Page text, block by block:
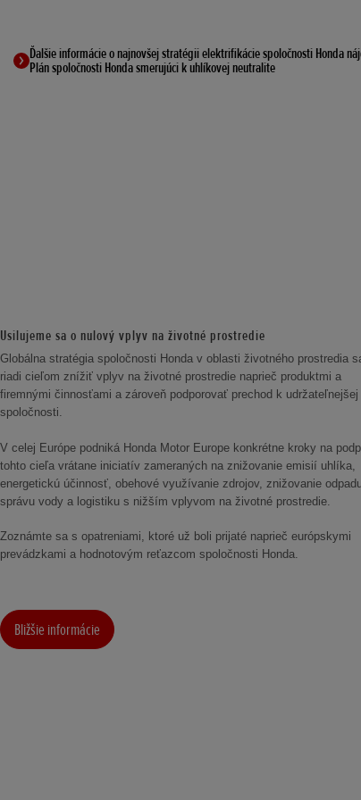
Ďalšie informácie o najnovšej stratégii elektrifikácie spoločnosti Honda
Plán spoločnosti Honda smerujúci k uhlíkovej neutralite
Usilujeme sa o nulový vplyv na životné prostredie
Globálna stratégia spoločnosti Honda v oblasti životného prostredia
riadi cieľom znížiť vplyv na životné prostredie naprieč produktmi a
firemnými činnosťami a zároveň podporovať prechod k udržateľnejšej
spoločnosti.
V celej Európe podniká Honda Motor Europe konkrétne kroky na
tohto cieľa vrátane iniciatív zameraných na znižovanie emisií uhlíka,
energetickú účinnosť, obehové využívanie zdrojov, znižovanie
správu vody a logistiku s nižším vplyvom na životné prostredie.
Zoznámte sa s opatreniami, ktoré už boli prijaté naprieč európskymi
prevádzkami a hodnotovým reťazcom spoločnosti Honda.
Bližšie informácie